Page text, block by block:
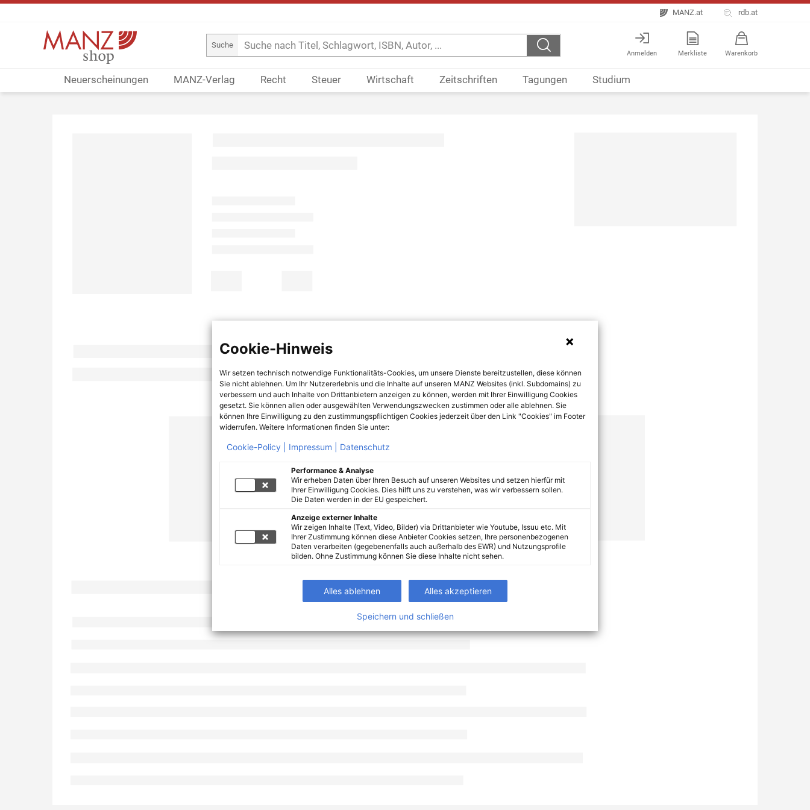
MANZ.at rdb.at
Suche
Anmelden Merkliste Warenkorb
Neuerscheinungen MANZ-Verlag Recht Steuer Wirtschaft Zeitschriften Tagungen Studium
Cookie-Hinweis
Wir setzen technisch notwendige Funktionalitäts-Cookies, um unsere Dienste bereitzustellen, diese können
Sie nicht ablehnen. Um Ihr Nutzererlebnis und die Inhalte auf unseren MANZ Websites (inkl. Subdomains) zu
verbessern und auch Inhalte von Drittanbietern anzeigen zu können, werden mit Ihrer Einwilligung Cookies
gesetzt. Sie können allen oder ausgewählten Verwendungszwecken zustimmen oder alle ablehnen. Sie
können Ihre Einwilligung zu den zustimmungspflichtigen Cookies jederzeit über den Link "Cookies" im Footer
widerrufen. Weitere Informationen finden Sie unter:
Cookie-Policy | Impressum | Datenschutz
Performance & Analyse
Wir erheben Daten über Ihren Besuch auf unseren Websites und setzen hierfür mit
Ihrer Einwilligung Cookies. Dies hilft uns zu verstehen, was wir verbessern sollen.
Die Daten werden in der EU gespeichert.
Anzeige externer Inhalte
Wir zeigen Inhalte (Text, Video, Bilder) via Drittanbieter wie Youtube, Issuu etc. Mit
Ihrer Zustimmung können diese Anbieter Cookies setzen, Ihre personenbezogenen
Daten verarbeiten (gegebenenfalls auch außerhalb des EWR) und Nutzungsprofile
bilden. Ohne Zustimmung können Sie diese Inhalte nicht sehen.
Alles ablehnen Alles akzeptieren
Speichern und schließen